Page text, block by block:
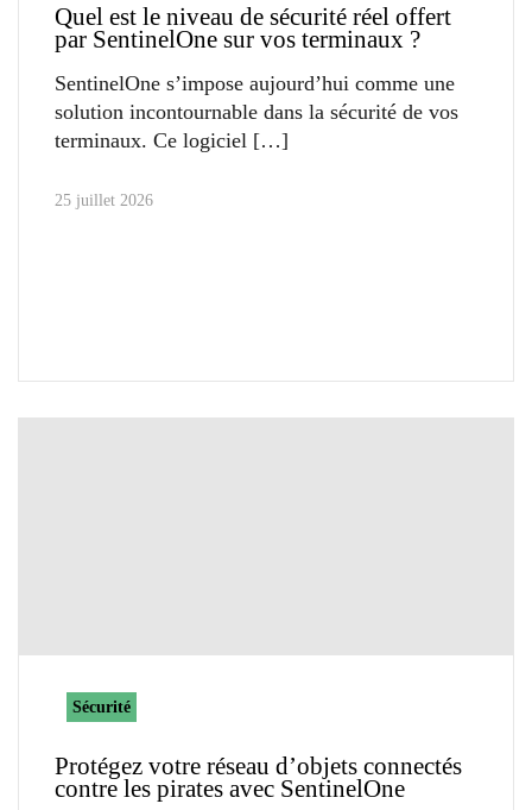
Quel est le niveau de sécurité réel offert
par SentinelOne sur vos terminaux ?
SentinelOne s’impose aujourd’hui comme une
solution incontournable dans la sécurité de vos
terminaux. Ce logiciel
25 juillet 2026
Sécurité
Protégez votre réseau d’objets connectés
contre les pirates avec SentinelOne